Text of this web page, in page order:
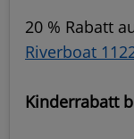
20 % Rabatt
Riverboat
Kinderrabatt